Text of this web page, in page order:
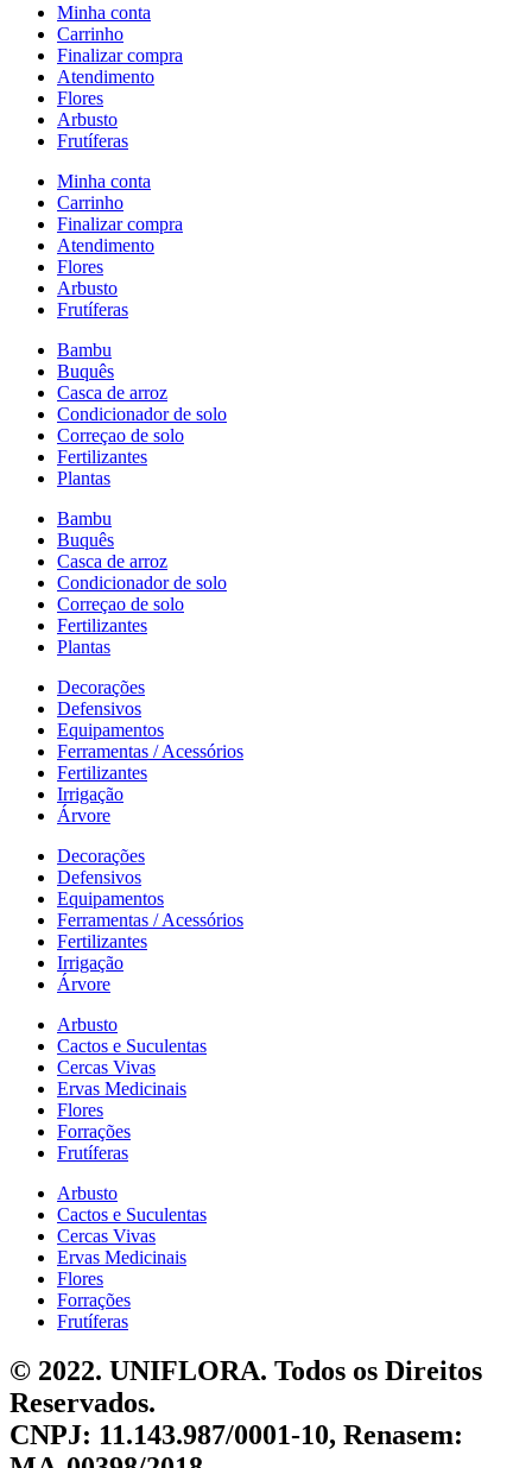
Minha conta
Carrinho
Finalizar compra
Atendimento
Flores
Arbusto
Frutíferas
Minha conta
Carrinho
Finalizar compra
Atendimento
Flores
Arbusto
Frutíferas
Bambu
Buquês
Casca de arroz
Condicionador de solo
Correçao de solo
Fertilizantes
Plantas
Bambu
Buquês
Casca de arroz
Condicionador de solo
Correçao de solo
Fertilizantes
Plantas
Decorações
Defensivos
Equipamentos
Ferramentas / Acessórios
Fertilizantes
Irrigação
Árvore
Decorações
Defensivos
Equipamentos
Ferramentas / Acessórios
Fertilizantes
Irrigação
Árvore
Arbusto
Cactos e Suculentas
Cercas Vivas
Ervas Medicinais
Flores
Forrações
Frutíferas
Arbusto
Cactos e Suculentas
Cercas Vivas
Ervas Medicinais
Flores
Forrações
Frutíferas
© 2022. UNIFLORA. Todos os Direitos
Reservados.
CNPJ: 11.143.987/0001-10, Renasem: